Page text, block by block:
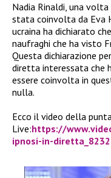
Nadia Rinaldi, una
stata coinvolta da Eva
ucraina ha dichiarato
naufraghi che ha visto
Questa dichiarazione
diretta interessata che
essere coinvolta in
nulla.
Ecco il video della
Live:https://
ipnosi-in-